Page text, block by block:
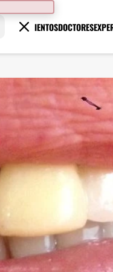
TRATAMIENTOSDOCTORES